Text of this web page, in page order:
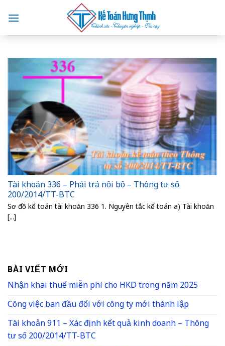
content
Tài khoản 336 – Phải trả nội bộ – Thông tư số
200/2014/TT-BTC
Sơ đồ kế toán tài khoản 336 1. Nguyên tắc kế toán a) Tài khoản
[...]
BÀI VIẾT MỚI
Nhận khai thuế miễn phí cho HKD trong năm 2025
Công việc ban đầu đối với công ty mới thành lập
Tài khoản 911 – Xác định kết quả kinh doanh – Thông
tư số 200/2014/TT-BTC